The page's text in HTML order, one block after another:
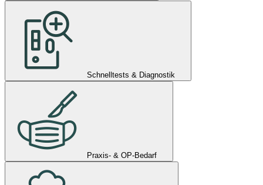
Schnelltests & Diagnostik
Praxis- & OP-Bedarf